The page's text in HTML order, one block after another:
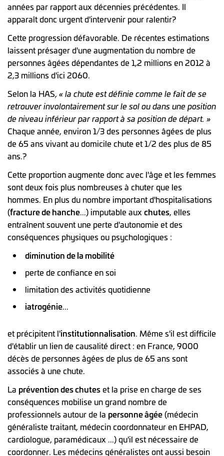
années par rapport aux décennies précédentes. Il
apparaît donc urgent d'intervenir pour ralentir?
Cette progression défavorable. De récentes estimations
laissent présager d'une augmentation du nombre de
personnes âgées dépendantes de 1,2 millions en 2012 à
2,3 millions d'ici 2060.
Selon la HAS, « la chute est définie comme le fait de se
retrouver involontairement sur le sol ou dans une position
de niveau inférieur par rapport à sa position de départ. »
Chaque année, environ 1/3 des personnes âgées de plus
de 65 ans vivant au domicile chute et 1/2 des plus de 85
ans.?
Cette proportion augmente donc avec l'âge et les femmes
sont deux fois plus nombreuses à chuter que les
hommes. En plus du nombre important d'hospitalisations
(fracture de hanche...) imputable aux chutes, elles
entraînent souvent une perte d'autonomie et des
conséquences physiques ou psychologiques :
diminution de la mobilité
perte de confiance en soi
limitation des activités quotidienne
iatrogénie...
et précipitent l'institutionnalisation. Même s'il est difficile
d'établir un lien de causalité direct : en France, 9000
décès de personnes âgées de plus de 65 ans sont
associés à une chute.
La prévention des chuteset la prise en charge de ses
conséquences mobilise un grand nombre de
professionnels autour de la personne âgée(médecin
généraliste traitant, médecin coordonnateur en EHPAD,
cardiologue, paramédicaux ...) qu'il est nécessaire de
coordonner. Les médecins généralistes ont aussi besoin